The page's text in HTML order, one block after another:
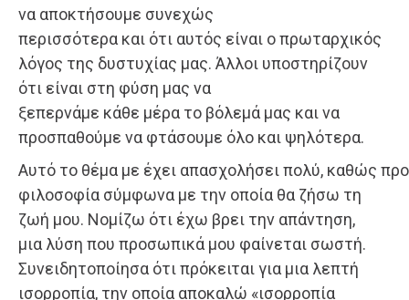
να αποκτήσουμε συνεχώς
περισσότερα και ότι αυτός είναι ο πρωταρχικός
λόγος της δυστυχίας μας. Άλλοι υποστηρίζουν
ότι είναι στη φύση μας να
ξεπερνάμε κάθε μέρα το βόλεμά μας και να
προσπαθούμε να φτάσουμε όλο και ψηλότερα.
Αυτό το θέμα με έχει απασχολήσει πολύ, καθώς
φιλοσοφία σύμφωνα με την οποία θα ζήσω τη
ζωή μου. Νομίζω ότι έχω βρει την απάντηση,
μια λύση που προσωπικά μου φαίνεται σωστή.
Συνειδητοποίησα ότι πρόκειται για μια λεπτή
ισορροπία, την οποία αποκαλώ «ισορροπία